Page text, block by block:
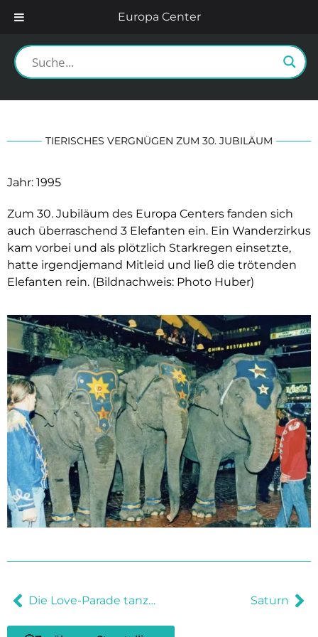
TIERISCHES VERGNÜGEN ZUM 30. JUBILÄUM
Jahr: 1995
Zum 30. Jubiläum des Europa Centers fanden sich
auch überraschend 3 Elefanten ein. Ein Wanderzirkus
kam vorbei und als plötzlich Starkregen einsetzte,
hatte irgendjemand Mitleid und ließ die trötenden
Elefanten rein. (Bildnachweis: Photo Huber)
Die Love-Parade tanzte am Europa-Center vorbei Saturn
Europa Center